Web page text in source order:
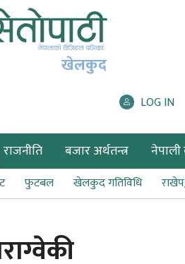
खेलकुद
LOG IN
राजनीति बजार अर्थतन्त्र नेपाली
फुटबल खेलकुद गतिविधि